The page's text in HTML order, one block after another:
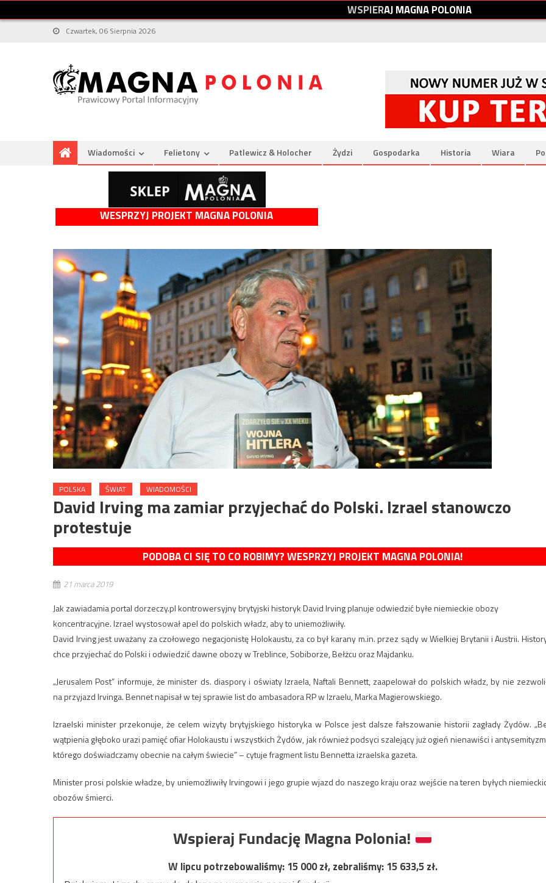
WSPIERAJMAGNAPOLONIA
Czwartek, 06 Sierpnia 2026
Wiadomości Felietony Patlewicz & Holocher Żydzi Gospodarka Historia Wiara
WESPRZYJ PROJEKT MAGNA POLONIA
POLSKA ŚWIAT WIADOMOŚCI
David Irving ma zamiar przyjechać do Polski. Izrael stanowczo
protestuje
PODOBA CI SIĘ TO CO ROBIMY? WESPRZYJ PROJEKT MAGNA POLONIA!
21 marca 2019
Jak zawiadamia portal dorzeczy.pl kontrowersyjny brytyjski historyk David Irving planuje odwiedzić byłe niemieckie obozy
koncentracyjne. Izrael wystosował apel do polskich władz, aby to uniemożliwiły.
David Irving jest uważany za czołowego negacjonistę Holokaustu, za co był karany m.in. przez sądy w Wielkiej Brytanii i Austrii.
chce przyjechać do Polski i odwiedzić dawne obozy w Treblince, Sobiborze, Bełżcu oraz Majdanku.
„Jerusalem Post” informuje, że minister ds. diaspory i oświaty Izraela, Naftali Bennett, zaapelował do polskich władz, by nie
na przyjazd Irvinga. Bennet napisał w tej sprawie list do ambasadora RP w Izraelu, Marka Magierowskiego.
Izraelski minister przekonuje, że celem wizyty brytyjskiego historyka w Polsce jest dalsze fałszowanie historii zagłady Żydów.
wątpienia głęboko urazi pamięć ofiar Holokaustu i wszystkich Żydów, jak również podsyci szalejący już ogień nienawiści i
którego doświadczamy obecnie na całym świecie” – cytuje fragment listu Bennetta izraelska gazeta.
Minister prosi polskie władze, by uniemożliwiły Irvingowi i jego grupie wjazd do naszego kraju oraz wejście na teren byłych
obozów śmierci.
Wspieraj Fundację Magna Polonia!
W lipcu potrzebowaliśmy:15 000zł, zebraliśmy:15 633,5zł.